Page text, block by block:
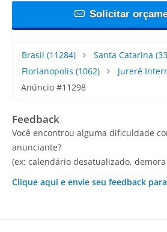
Solicitar
Brasil (11284) Santa Catarina
Florianopolis (1062) Jurerê
Anúncio #11298
Feedback
Você encontrou alguma dificuldade
anunciante?
(ex: calendário desatualizado,
Clique aqui e envie seu feedback